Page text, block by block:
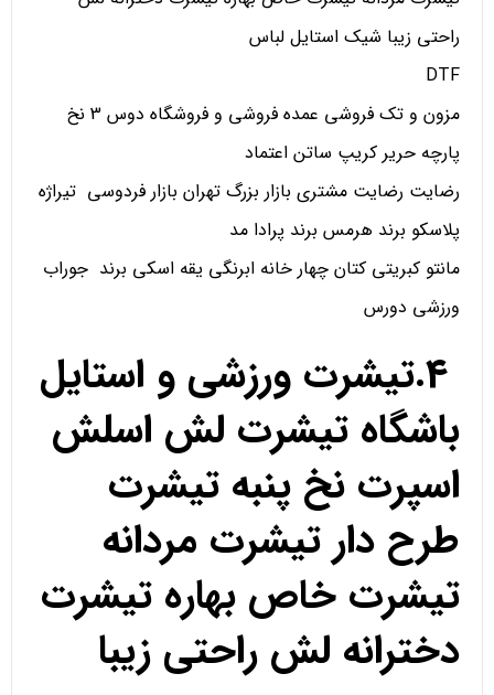
راحتی زیبا شیک استایل لباس
DTF
مزون و تک فروشی عمده فروشی و فروشگاه دوس 3 نخ
پارچه حریر کریپ ساتن اعتماد
رضایت رضایت مشتری بازار بزرگ تهران بازار فردوسی تیراژه
پلاسکو برند هرمس برند پرادا مد
مانتو کبریتی کتان چهار خانه ابرنگی یقه اسکی برند جوراب
ورزشی دورس
4.تیشرت ورزشی و استایل
باشگاه تیشرت لش اسلش
اسپرت نخ پنبه تیشرت
طرح دار تیشرت مردانه
تیشرت خاص بهاره تیشرت
دخترانه لش راحتی زیبا